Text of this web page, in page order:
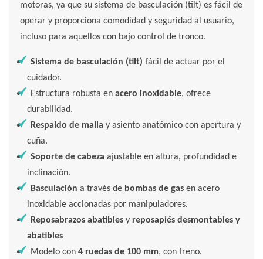
motoras, ya que su sistema de basculación (tilt) es fácil de
operar y proporciona comodidad y seguridad al usuario,
incluso para aquellos con bajo control de tronco.
Sistema de basculación (tilt) fácil de actuar por el
cuidador.
Estructura robusta enacero inoxidable, ofrece
durabilidad.
Respaldo de malla y asiento anatómico con apertura y
cuña.
Soporte de cabeza ajustable en altura, profundidad e
inclinación.
Basculación a través de bombas de gas en acero
inoxidable accionadas por manipuladores.
Reposabrazos abatibles yreposapiés desmontables y
abatibles
Modelo con4 ruedas de 100 mm, con freno.